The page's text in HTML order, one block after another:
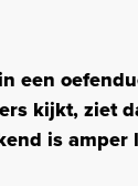
een
kijkt, ziet
is amper